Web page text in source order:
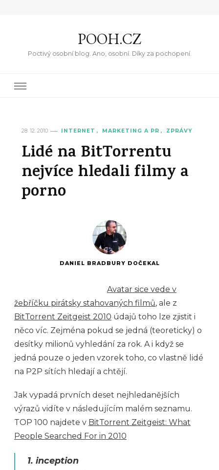
POOH.CZ
Poctivý osobní blog. Ano, osobní. Díky za pochopení.
28. 12. 2010 INTERNET MARKETING A PR ZPRÁVY
Lidé na BitTorrentu
nejvíce hledali filmy a
porno
DANIEL BRADBURY DOČEKAL
Avatar sice vede v
žebříčku pirátsky stahovaných filmů, ale z
BitTorrent Zeitgeist 2010 údajů toho lze zjistit i
něco víc. Zejména pokud se jedná (teoreticky) o
desítky milionů vyhledání za rok. A i když se
jedná pouze o jeden vzorek toho, co vlastně lidé
na P2P sítích hledají a chtějí.
Jak vypadá prvních deset nejhledanějších
výrazů vidíte v následujícím malém seznamu.
TOP 100 najdete v BitTorrent Zeitgeist: What
People Searched For in 2010
1. inception